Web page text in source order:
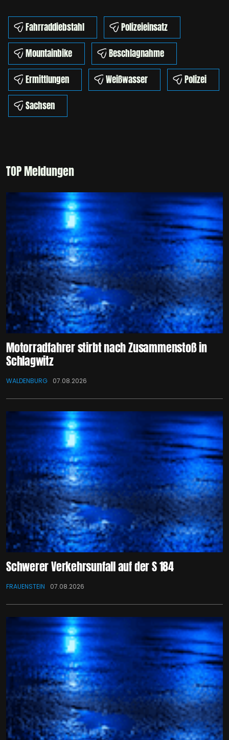
Fahrraddiebstahl
Polizeieinsatz
Mountainbike
Beschlagnahme
Ermittlungen
Weißwasser
Polizei
Sachsen
TOP Meldungen
Motorradfahrer stirbt nach Zusammenstoß in
Schlagwitz
WALDENBURG 07.08.2026
Schwerer Verkehrsunfall auf der S 184
FRAUENSTEIN 07.08.2026